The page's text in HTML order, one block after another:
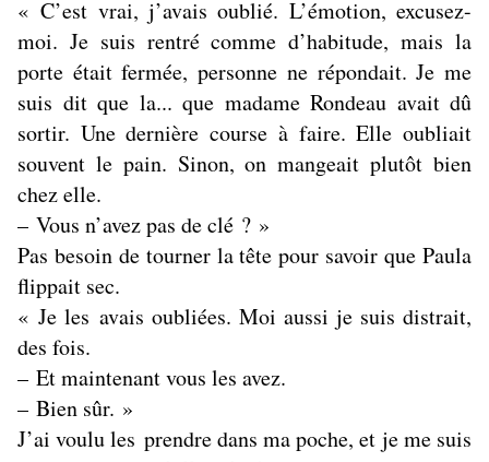
« C’est vrai, j’avais oublié. L’émotion, excusez-
moi. Je suis rentré comme d’habitude, mais la
porte était fermée, personne ne répondait. Je me
suis dit que la... que madame Rondeau avait dû
sortir. Une dernière course à faire. Elle oubliait
souvent le pain. Sinon, on mangeait plutôt bien
chez elle.
– Vous n’avez pas de clé ? »
Pas besoin de tourner la tête pour savoir que Paula
flippait sec.
« Je les avais oubliées. Moi aussi je suis distrait,
des fois.
– Et maintenant vous les avez.
– Bien sûr. »
J’ai voulu les prendre dans ma poche, et je me suis